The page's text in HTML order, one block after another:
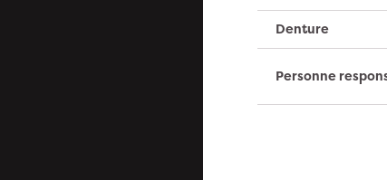
Denture
Personne